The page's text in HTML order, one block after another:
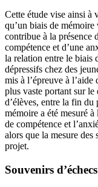
Cette étude vise ainsi à
qu’un biais de mémoire
contribue à la présence
compétence et d’une
la relation entre le biais
dépressifs chez des
mis à l’épreuve à
plus vaste portant sur
d’élèves, entre la fin
mémoire a été mesuré
de compétence et
alors que la mesure des
projet.
Souvenirs